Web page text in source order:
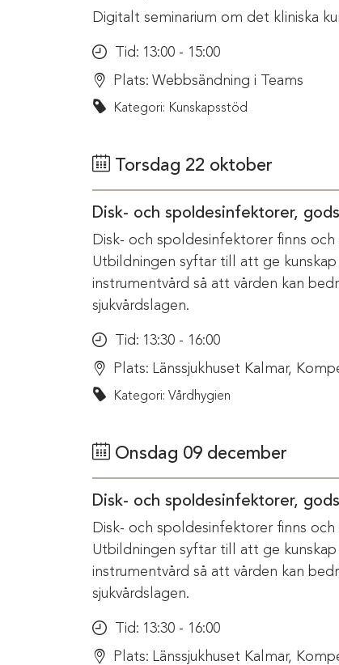
Digitalt seminarium om det kliniska
Tid: 13:00 - 15:00
Plats: Webbsändning i Teams
Kategori: Kunskapsstöd
Torsdag 22 oktober
Disk- och spoldesinfektorer,
Disk- och spoldesinfektorer finns
Utbildningen syftar till att ge
instrumentvård så att vården kan
sjukvårdslagen.
Tid: 13:30 - 16:00
Plats: Länssjukhuset Kalmar,
Kategori: Vårdhygien
Onsdag 09 december
Disk- och spoldesinfektorer,
Disk- och spoldesinfektorer finns
Utbildningen syftar till att ge
instrumentvård så att vården kan
sjukvårdslagen.
Tid: 13:30 - 16:00
Plats: Länssjukhuset Kalmar,